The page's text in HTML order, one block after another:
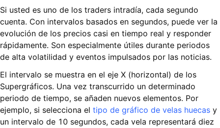
Si usted es uno de los traders intradía, cada segundo
cuenta. Con intervalos basados en segundos, puede ver la
evolución de los precios casi en tiempo real y responder
rápidamente. Son especialmente útiles durante periodos
de alta volatilidad y eventos impulsados por las noticias.
El intervalo se muestra en el eje X (horizontal) de los
Supergráficos. Una vez transcurrido un determinado
periodo de tiempo, se añaden nuevos elementos. Por
ejemplo, si selecciona el tipo de gráfico de velas huecas y
un intervalo de 10 segundos, cada vela representará diez